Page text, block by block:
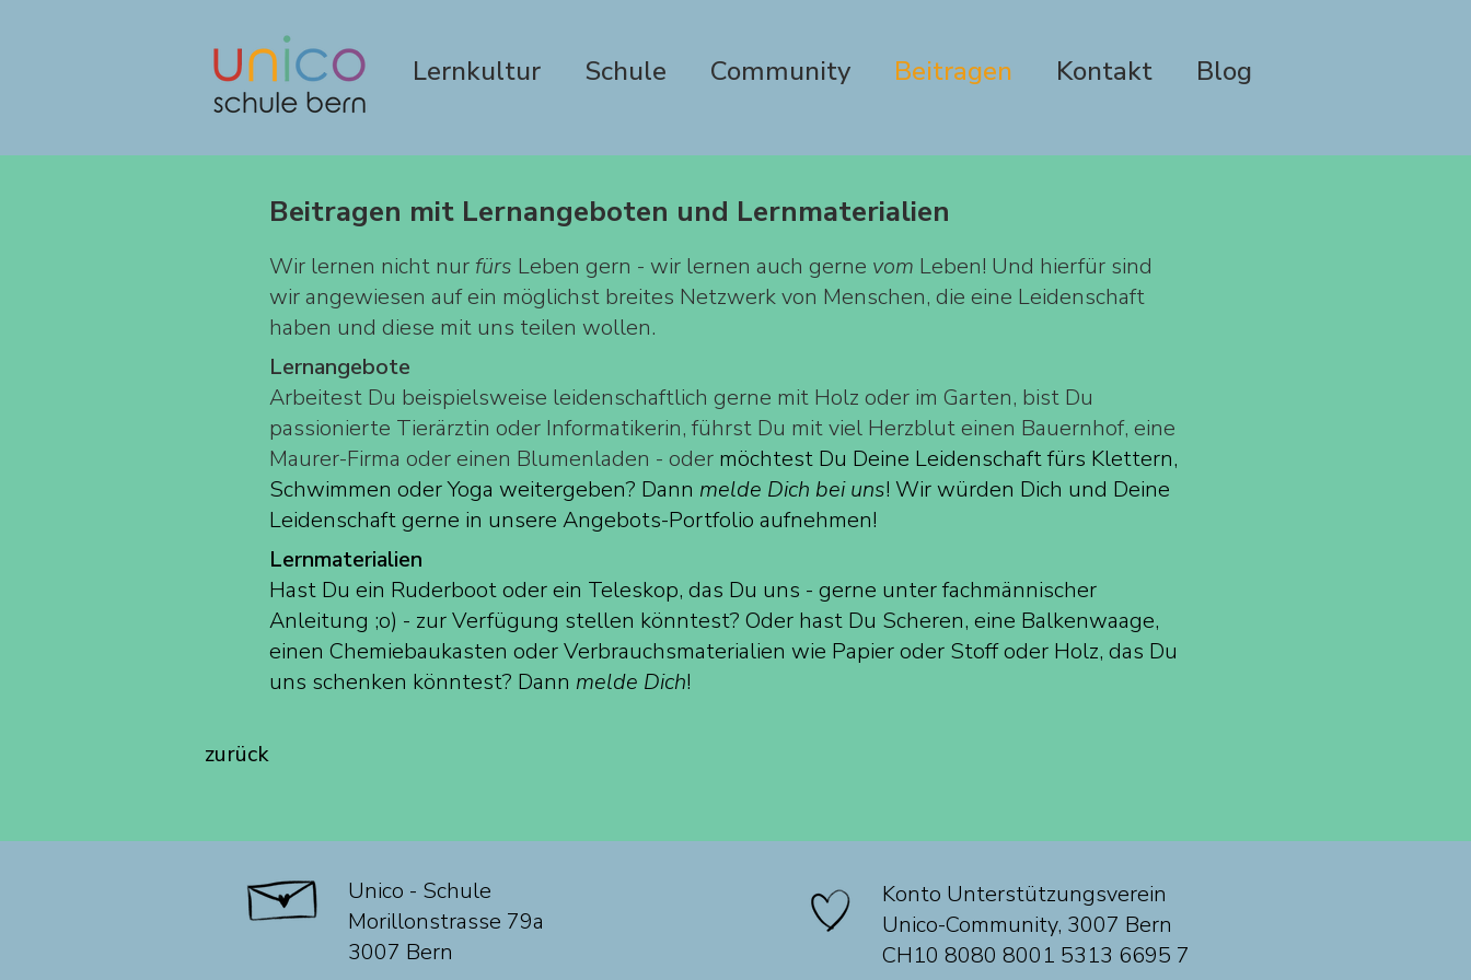
Lernkultur Schule Community Beitragen Kontakt Blog
Beitragen mit Lernangeboten und Lernmaterialien
Wir lernen nicht nur fürs Leben gern - wir lernen auch gerne vom Leben! Und hierfür sind
wir angewiesen auf ein möglichst breites Netzwerk von Menschen, die eine Leidenschaft
haben und diese mit uns teilen wollen.
Lernangebote
Arbeitest Du beispielsweise leidenschaftlich gerne mit Holz oder im Garten, bist Du
passionierte Tierärztin oder Informatikerin, führst Du mit viel Herzblut einen Bauernhof, eine
Maurer-Firma oder einen Blumenladen - oder möchtest Du Deine Leidenschaft fürs Klettern,
Schwimmen oder Yoga weitergeben? Dann melde Dich bei uns! Wir würden Dich und Deine
Leidenschaft gerne in unsere Angebots-Portfolio aufnehmen!
Lernmaterialien
Hast Du ein Ruderboot oder ein Teleskop, das Du uns - gerne unter fachmännischer
Anleitung ;o) - zur Verfügung stellen könntest? Oder hast Du Scheren, eine Balkenwaage,
einen Chemiebaukasten oder Verbrauchsmaterialien wie Papier oder Stoff oder Holz, das Du
uns schenken könntest? Dann melde Dich!
zurück
Unico - Schule
Morillonstrasse 79a
3007 Bern
Konto Unterstützungsverein
Unico-Community, 3007 Bern
CH10 8080 8001 5313 6695 7